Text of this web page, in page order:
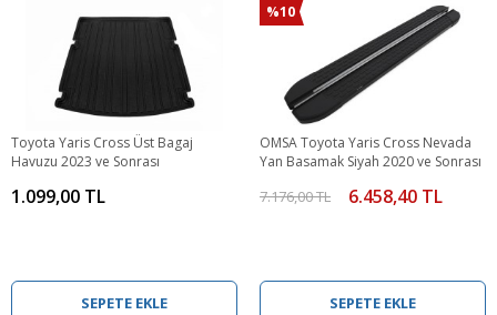
Toyota Yaris Cross Üst Bagaj
Havuzu 2023 ve Sonrası
1.099,00 TL
SEPETE EKLE
%10
OMSA Toyota Yaris Cross Nevada
Yan Basamak Siyah 2020 ve Sonrası
7.176,00 TL 6.458,40 TL
SEPETE EKLE